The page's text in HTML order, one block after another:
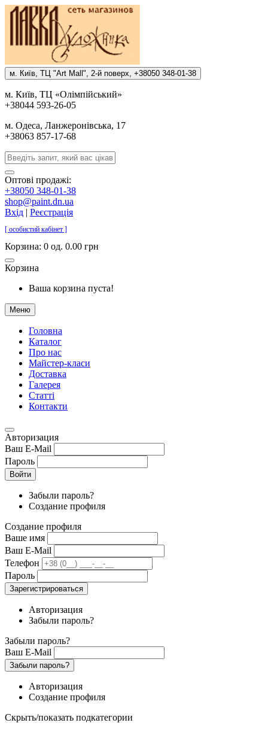
м. Киïв, ТЦ "Art Mall", 2-й поверх, +38050 348-01-38
м. Киïв, ТЦ «Олiмпiйський»
+38044 593-26-05
м. Одеса, Ланжеронiвська, 17
+38063 857-17-68
Оптові продажі:
+38050 348-01-38
shop@paint.dn.ua
Вхід | Реєстрація
[ особистий кабінет ]
Корзина: 0 од. 0.00 грн
Корзина
Ваша корзина пуста!
Меню
Головна
Каталог
Про нас
Майстер-класи
Доставка
Галерея
Статтi
Контакти
Авторизация
Ваш E-Mail
Пароль
Войти
Забыли пароль?
Создание профиля
Создание профиля
Ваше имя
Ваш E-Mail
Телефон
Пароль
Зарегистрироваться
Авторизация
Забыли пароль?
Забыли пароль?
Ваш E-Mail
Забыли пароль?
Авторизация
Создание профиля
Скрыть/показать подкатегории